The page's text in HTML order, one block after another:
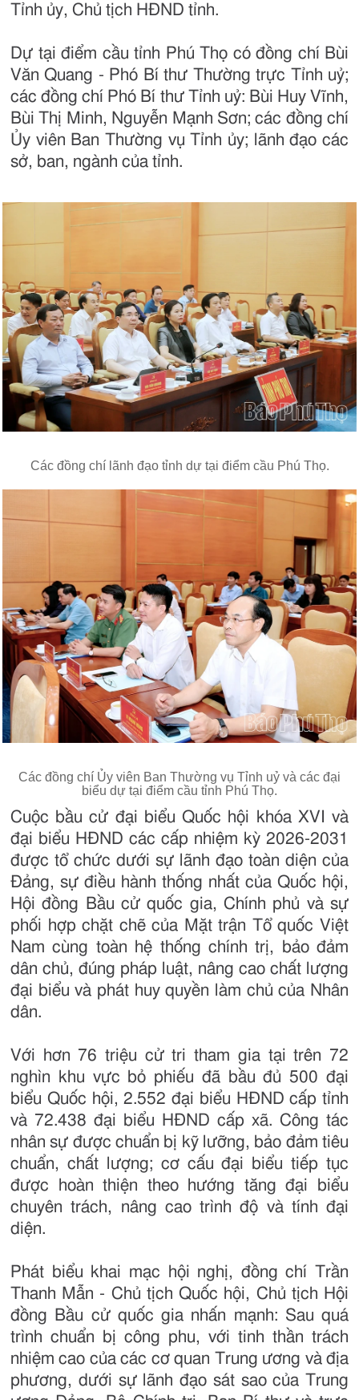
Tỉnh ủy, Chủ tịch HĐND tỉnh.
Dự tại điểm cầu tỉnh Phú Thọ có đồng chí Bùi
Văn Quang - Phó Bí thư Thường trực Tỉnh uỷ;
các đồng chí Phó Bí thư Tỉnh uỷ: Bùi Huy Vĩnh,
Bùi Thị Minh, Nguyễn Mạnh Sơn; các đồng chí
Ủy viên Ban Thường vụ Tỉnh ủy; lãnh đạo các
sở, ban, ngành của tỉnh.
Các đồng chí lãnh đạo tỉnh dự tại điểm cầu Phú Thọ.
Các đồng chí Ủy viên Ban Thường vụ Tỉnh uỷ và các đại
biểu dự tại điểm cầu tỉnh Phú Thọ.
Cuộc bầu cử đại biểu Quốc hội khóa XVI và
đại biểu HĐND các cấp nhiệm kỳ 2026-2031
được tổ chức dưới sự lãnh đạo toàn diện của
Đảng, sự điều hành thống nhất của Quốc hội,
Hội đồng Bầu cử quốc gia, Chính phủ và sự
phối hợp chặt chẽ của Mặt trận Tổ quốc Việt
Nam cùng toàn hệ thống chính trị, bảo đảm
dân chủ, đúng pháp luật, nâng cao chất lượng
đại biểu và phát huy quyền làm chủ của Nhân
dân.
Với hơn 76 triệu cử tri tham gia tại trên 72
nghìn khu vực bỏ phiếu đã bầu đủ 500 đại
biểu Quốc hội, 2.552 đại biểu HĐND cấp tỉnh
và 72.438 đại biểu HĐND cấp xã. Công tác
nhân sự được chuẩn bị kỹ lưỡng, bảo đảm tiêu
chuẩn, chất lượng; cơ cấu đại biểu tiếp tục
được hoàn thiện theo hướng tăng đại biểu
chuyên trách, nâng cao trình độ và tính đại
diện.
Phát biểu khai mạc hội nghị, đồng chí Trần
Thanh Mẫn - Chủ tịch Quốc hội, Chủ tịch Hội
đồng Bầu cử quốc gia nhấn mạnh: Sau quá
trình chuẩn bị công phu, với tinh thần trách
nhiệm cao của các cơ quan Trung ương và địa
phương, dưới sự lãnh đạo sát sao của Trung